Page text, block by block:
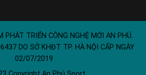
PHÁT TRIỂN CÔNG NGHỆ MỚI AN PHÚ.
DO SỞ KHĐT TP. HÀ NỘI CẤP NGÀY
02/07/2019